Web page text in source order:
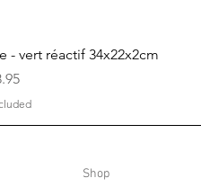
View
- vert réactif 34x22x2cm
Shop